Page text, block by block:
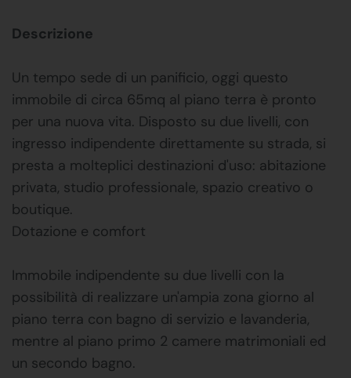
Descrizione
Un tempo sede di un panificio, oggi questo
immobile di circa 65mq al piano terra è pronto
per una nuova vita. Disposto su due livelli, con
ingresso indipendente direttamente su strada, si
presta a molteplici destinazioni d'uso: abitazione
privata, studio professionale, spazio creativo o
boutique.
Dotazione e comfort
Immobile indipendente su due livelli con la
possibilità di realizzare un'ampia zona giorno al
piano terra con bagno di servizio e lavanderia,
mentre al piano primo 2 camere matrimoniali ed
un secondo bagno.